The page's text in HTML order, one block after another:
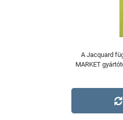
A Jacquard
MARKET